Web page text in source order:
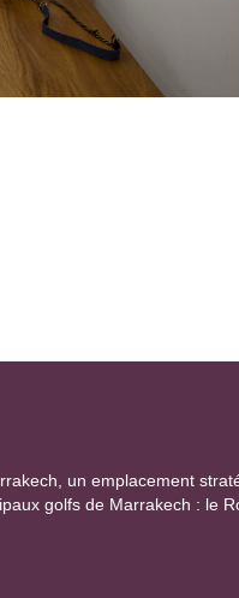
un emplacement
golfs de Marrakech : le